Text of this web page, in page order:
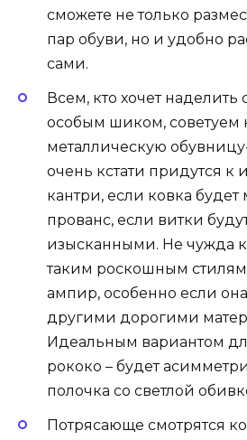
сможете не только
пар обуви, но и удобно
сами.
Всем, кто хочет
особым шиком, советуем
металлическую
очень кстати придутся к
кантри, если ковка
прованс, если витки
изысканными. Не чужда
таким роскошным стилям
ампир, особенно если
другими дорогими
Идеальным вариантом
рококо – будет
полочка со светлой
Потрясающе смотрятся